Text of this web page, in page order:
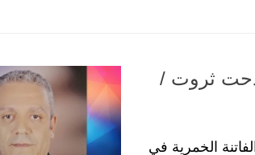
ثروت /
الخمرية في